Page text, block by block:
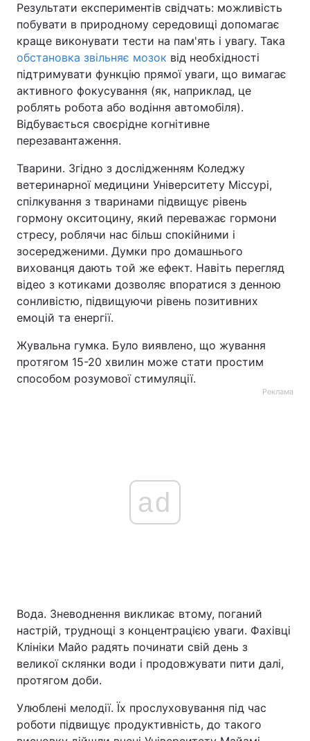
Результати експериментів свідчать: можливість
побувати в природному середовищі допомагає
краще виконувати тести на пам'ять і увагу. Така
обстановка звільняє мозок від необхідності
підтримувати функцію прямої уваги, що вимагає
активного фокусування (як, наприклад, це
роблять робота або водіння автомобіля).
Відбувається своєрідне когнітивне
перезавантаження.
Тварини. Згідно з дослідженням Коледжу
ветеринарної медицини Університету Міссурі,
спілкування з тваринами підвищує рівень
гормону окситоцину, який переважає гормони
стресу, роблячи нас більш спокійними і
зосередженими. Думки про домашнього
вихованця дають той же ефект. Навіть перегляд
відео з котиками дозволяє впоратися з денною
сонливістю, підвищуючи рівень позитивних
емоцій та енергії.
Жувальна гумка. Було виявлено, що жування
протягом 15-20 хвилин може стати простим
способом розумової стимуляції.
Реклама
ad
Вода. Зневоднення викликає втому, поганий
настрій, труднощі з концентрацією уваги. Фахівці
Клініки Майо радять починати свій день з
великої склянки води і продовжувати пити далі,
протягом доби.
Улюблені мелодії. Їх прослуховування під час
роботи підвищує продуктивність, до такого